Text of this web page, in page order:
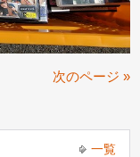
次のページ »
一覧